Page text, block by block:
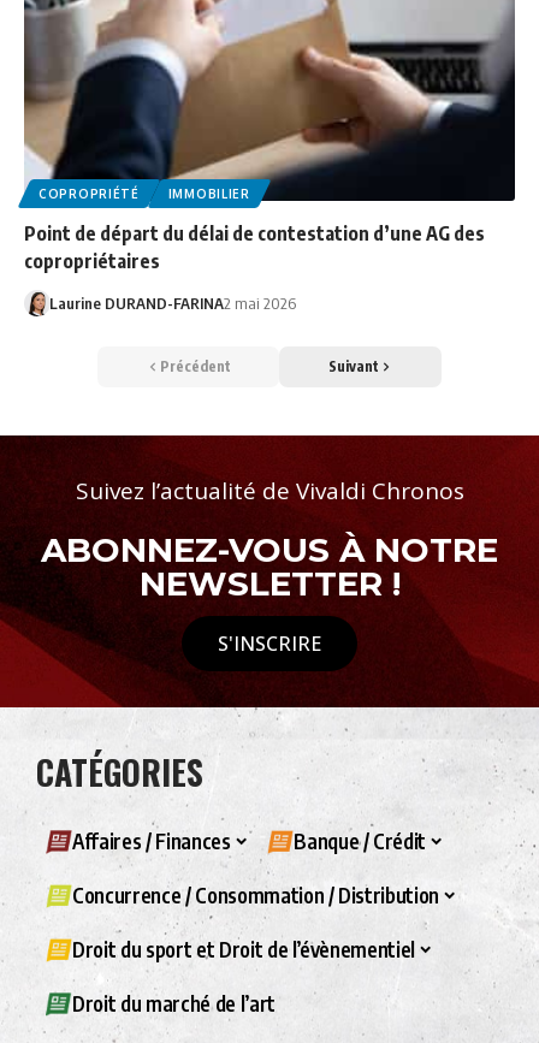
COPROPRIÉTÉ IMMOBILIER
Point de départ du délai de contestation d’une AG des
copropriétaires
Laurine DURAND-FARINA2 mai 2026
Précédent Suivant
Suivez l’actualité de Vivaldi Chronos
ABONNEZ-VOUS À NOTRE
NEWSLETTER !
S'INSCRIRE
CATÉGORIES
Affaires / Finances Banque / Crédit
Concurrence / Consommation / Distribution
Droit du sport et Droit de l’évènementiel
Droit du marché de l’art